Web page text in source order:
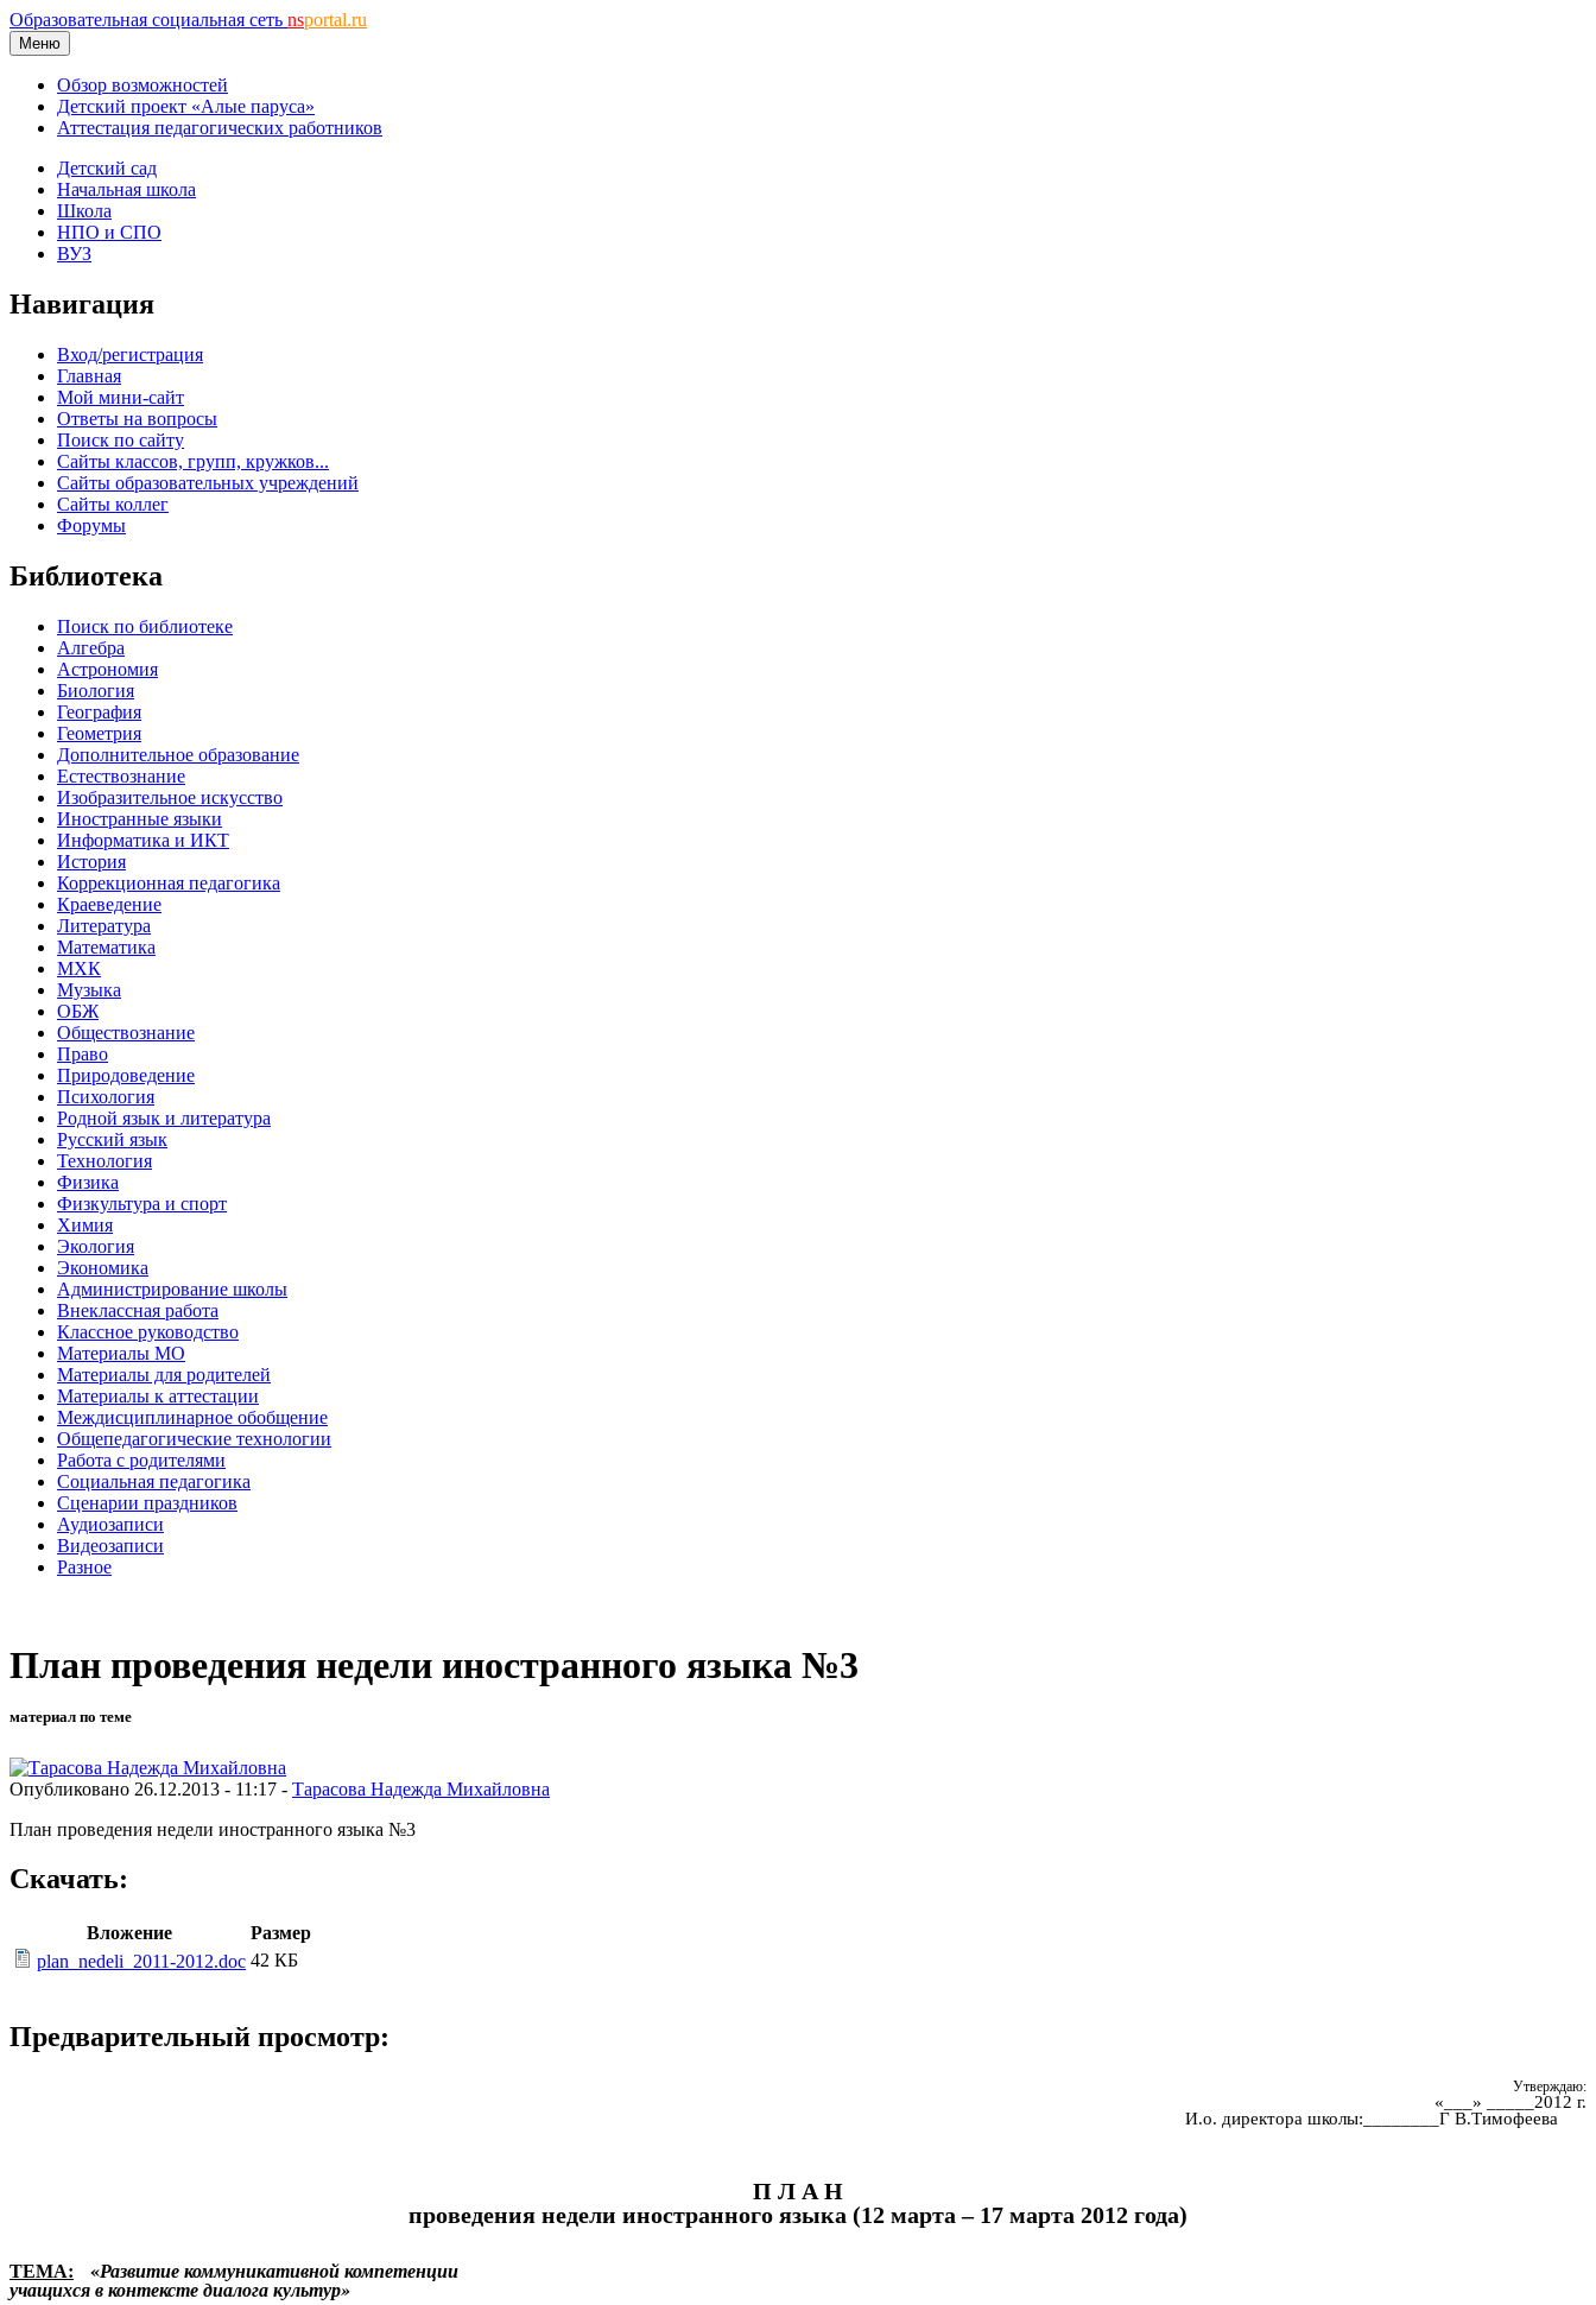
Образовательная социальная сеть nsportal.ru
Меню
Обзор возможностей
Детский проект «Алые паруса»
Аттестация педагогических работников
Детский сад
Начальная школа
Школа
НПО и СПО
ВУЗ
Навигация
Вход/регистрация
Главная
Мой мини-сайт
Ответы на вопросы
Поиск по сайту
Сайты классов, групп, кружков...
Сайты образовательных учреждений
Сайты коллег
Форумы
Библиотека
Поиск по библиотеке
Алгебра
Астрономия
Биология
География
Геометрия
Дополнительное образование
Естествознание
Изобразительное искусство
Иностранные языки
Информатика и ИКТ
История
Коррекционная педагогика
Краеведение
Литература
Математика
МХК
Музыка
ОБЖ
Обществознание
Право
Природоведение
Психология
Родной язык и литература
Русский язык
Технология
Физика
Физкультура и спорт
Химия
Экология
Экономика
Администрирование школы
Внеклассная работа
Классное руководство
Материалы МО
Материалы для родителей
Материалы к аттестации
Междисциплинарное обобщение
Общепедагогические технологии
Работа с родителями
Социальная педагогика
Сценарии праздников
Аудиозаписи
Видеозаписи
Разное
План проведения недели иностранного языка №3
материал по теме
Опубликовано 26.12.2013 - 11:17 - Тарасова Надежда Михайловна
План проведения недели иностранного языка №3
Скачать:
Вложение
Размер
plan_nedeli_2011-2012.doc 42 КБ
Предварительный просмотр:
Утверждаю:
«___» _____2012 г.
И.о. директора школы:________Г В.Тимофеева
П Л А Н
проведения недели иностранного языка (12 марта – 17 марта 2012 года)
ТЕМА: «Развитие коммуникативной компетенции
учащихся в контексте диалога культур»